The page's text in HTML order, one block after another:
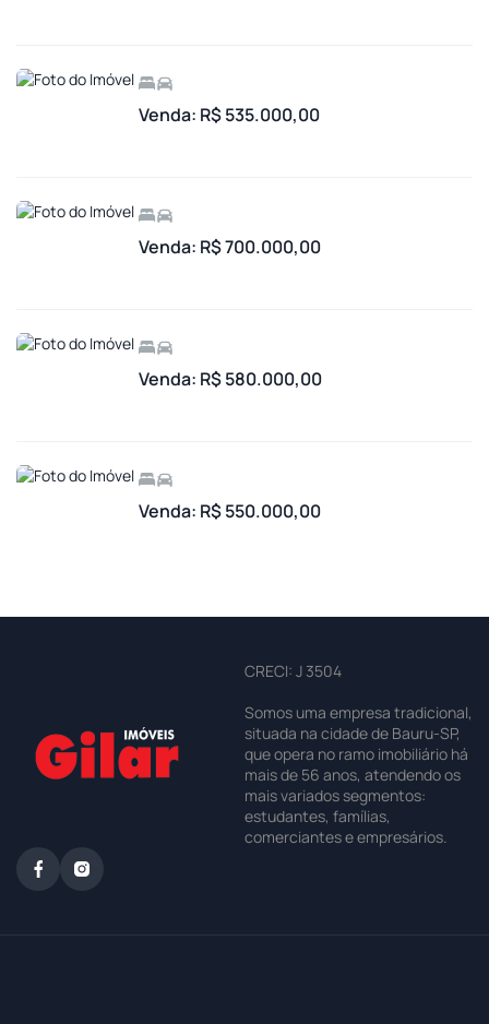
Venda: R$ 535.000,00
Venda: R$ 700.000,00
Venda: R$ 580.000,00
Venda: R$ 550.000,00
CRECI: J 3504
Somos uma empresa tradicional,
situada na cidade de Bauru-SP,
que opera no ramo imobiliário há
mais de 56 anos, atendendo os
mais variados segmentos:
estudantes, famílias,
comerciantes e empresários.